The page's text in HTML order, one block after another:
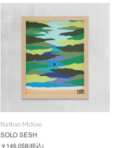
Nathan McKee
SOLO SESH
￥146,058(税込)